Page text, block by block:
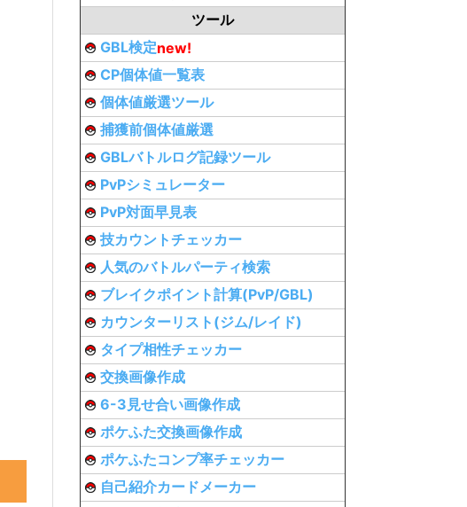
ツール
GBL検定new!
CP個体値一覧表
個体値厳選ツール
捕獲前個体値厳選
GBLバトルログ記録ツール
PvPシミュレーター
PvP対面早見表
技カウントチェッカー
人気のバトルパーティ検索
ブレイクポイント計算(PvP/GBL)
カウンターリスト(ジム/レイド)
タイプ相性チェッカー
交換画像作成
6-3見せ合い画像作成
ポケふた交換画像作成
ポケふたコンプ率チェッカー
自己紹介カードメーカー